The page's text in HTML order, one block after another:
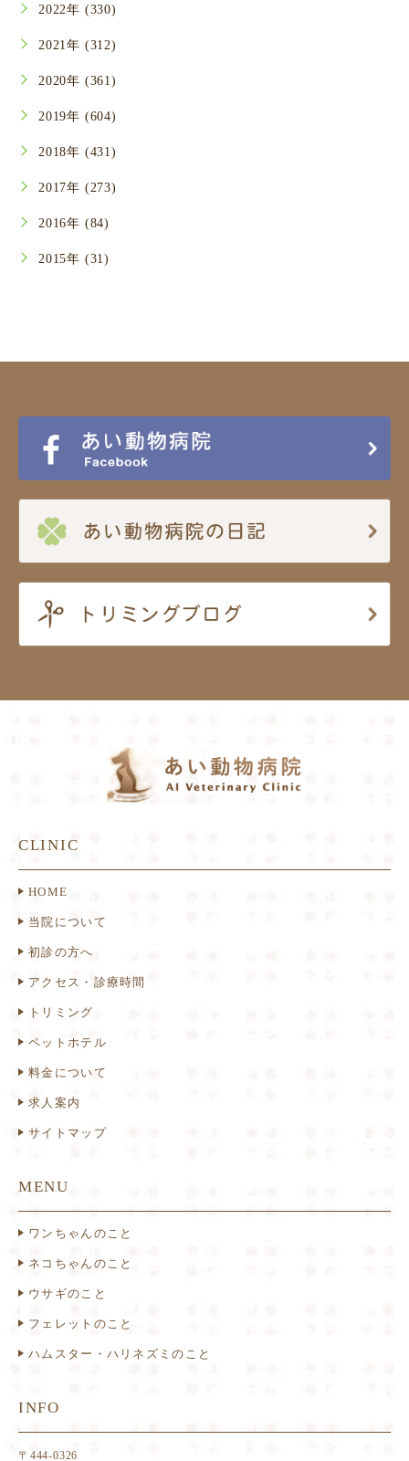
2022年 (330)
2021年 (312)
2020年 (361)
2019年 (604)
2018年 (431)
2017年 (273)
2016年 (84)
2015年 (31)
CLINIC
HOME
当院について
初診の方へ
アクセス・診療時間
トリミング
ペットホテル
料金について
求人案内
サイトマップ
MENU
ワンちゃんのこと
ネコちゃんのこと
ウサギのこと
フェレットのこと
ハムスター・ハリネズミのこと
INFO
〒444-0326